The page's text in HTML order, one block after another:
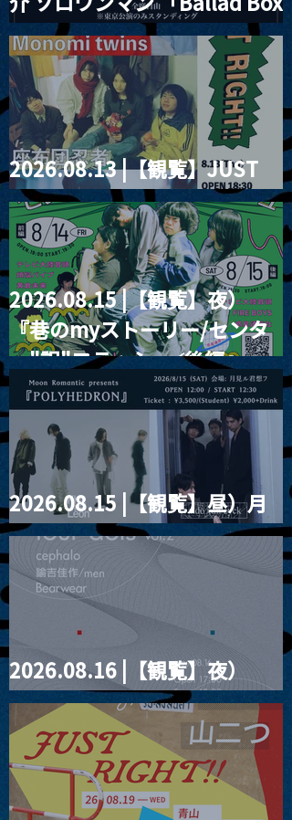
2026」
2026.08.13 |【観覧】JUST
RIGHT!! vol.26
2026.08.15 |【観覧】夜）
『巷のmyストーリー/センタ
ー"訳"フラッシュ⚡️後編』
2026.08.15 |【観覧】昼）月
見ルpre.『POLYHEDRON』
2026.08.16 |【観覧】夜）
four dots vol.2